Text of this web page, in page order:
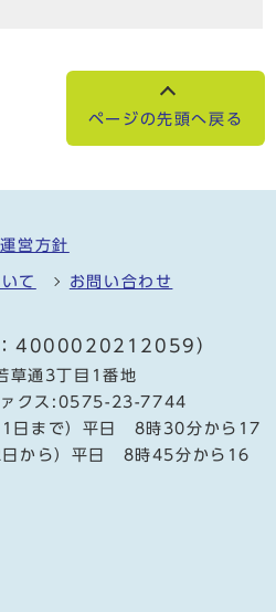
ページの先頭へ戻る
営方針
て お問い合わせ
：4000020212059）
草通3丁目1番地
ァクス:0575-23-7744
1日まで）平日 8時30分から17
から）平日 8時45分から16